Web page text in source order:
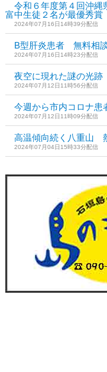
令和６年度第４回沖
富中生徒２名が最優秀賞
2024年07月16日14時39分配信
B型肝炎患者 無料相談
2024年07月16日14時23分配信
夜空に現れた謎の光跡
2024年07月12日11時56分配信
今週から市内コロナ患
2024年07月12日11時09分配信
高温傾向続く八重山
2024年07月04日15時33分配信